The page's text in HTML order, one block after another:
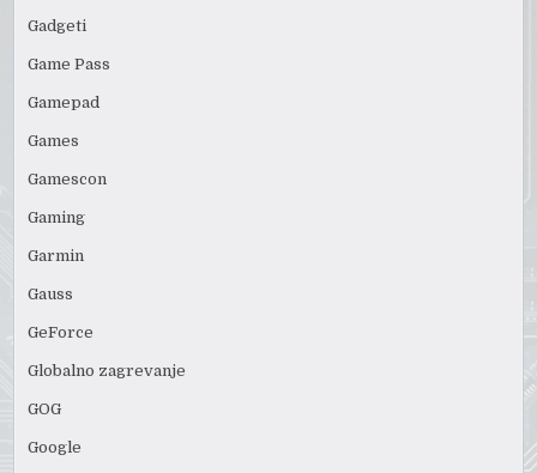
Gadgeti
Game Pass
Gamepad
Games
Gamescon
Gaming
Garmin
Gauss
GeForce
Globalno zagrevanje
GOG
Google